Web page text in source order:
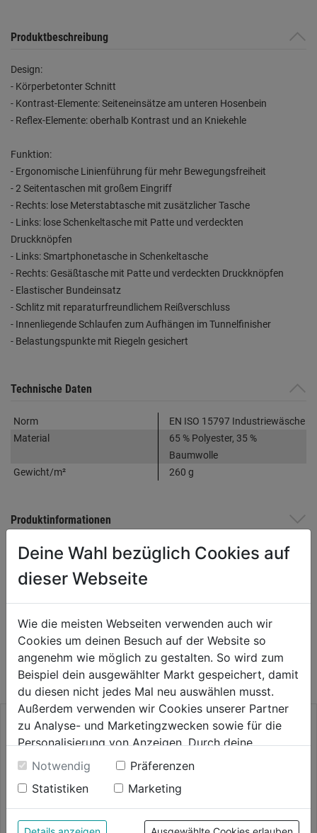
Produktbeschreibung
Design:
- Körperbetonter Schnitt
- Kontrast-Elemente: Seiteneinsätze am unteren Hosenbein
- Reflex-Elemente: oberhalb Kontrast und an Kniekehle
Funktion:
- Ergonomische Linienführung für mehr Bewegungsfreiheit
- 2 Seitentaschen mit großem Eingriff
- Rechts: lose Meterstabtasche mit zusätzlicher Tasche
- Links: lose Schenkeltasche mit Patte und verdeckten
Druckknöpfen
- Links: Smartphonetasche in Schenkeltasche
- Rechts: Gesäßtasche mit Patte und verdeckten Druckknöpfen
- Elastischer Bundeinsatz
- Schlitz mit reparaturfreundlichem Reißverschluss
- Innenliegende Schlaufen zum Aufhängen im Tunnelfinisher
- Belastungspunkte mit Riegeln gesichert
Technische Daten
Norm
EN ISO 15797 Industriewäsche
Material
65 % Polyester, 35 %
Baumwolle
Gewicht/m²
260 g
Produktinformationen
Herstellerinformationen
WEITERE PRODUKTE AUS DIESER
KATEGORIE
Deine Wahl bezüglich Cookies auf
dieser Webseite
Wie die meisten Webseiten verwenden auch wir
Cookies um deinen Besuch auf der Website so
angenehm wie möglich zu gestalten. So wird zum
Beispiel dein ausgewählter Markt gespeichert, damit
du diesen nicht jedes Mal neu auswählen musst.
Außerdem verwenden wir Cookies unserer Partner
zu Analyse- und Marketingzwecken sowie für die
Personalisierung von Anzeigen. Durch deine
Einwilligung werden die Daten von Drittanbieter,
unter anderem auch in den USA, verarbeitet.
Durch Klick auf "Alle Cookies erlauben" stimmst du
der Verwendung aller Cookies zu. Unter "Details
anzeigen" findest du alle Infos zu den
Notwendig
Präferenzen
Statistiken
Marketing